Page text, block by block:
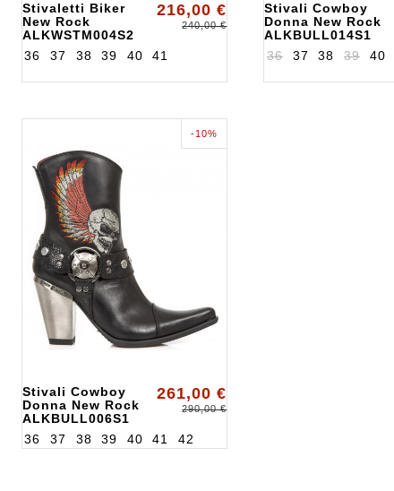
Stivaletti Biker
New Rock
ALKWSTM004S2
216,00 €
240,00 €
36 37 38 39 40 41
Stivali Cowboy
Donna New Rock
ALKBULL014S1
36 37 38 39 40
-10%
Stivali Cowboy
Donna New Rock
ALKBULL006S1
261,00 €
290,00 €
36 37 38 39 40 41 42